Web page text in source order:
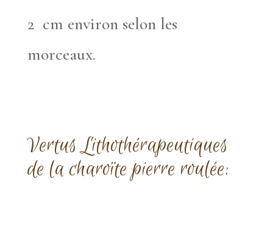
2 cm environ selon les
morceaux.
Vertus Lithothérapeutiques
de la charoïte pierre roulée: